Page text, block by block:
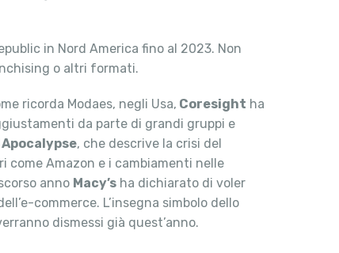
in Nord America fino al 2023. Non
o altri formati.
ricorda Modaes, negli Usa, Coresight ha
da parte di grandi gruppi e
, che descrive la crisi del
come Amazon e i cambiamenti nelle
anno Macy’s ha dichiarato di voler
commerce. L’insegna simbolo dello
dismessi già quest’anno.